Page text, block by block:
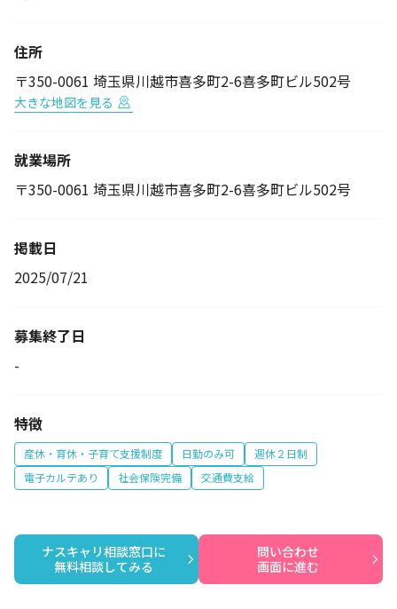
住所
〒350-0061 埼玉県川越市喜多町2-6喜多町ビル502号
大きな地図を見る
就業場所
〒350-0061 埼玉県川越市喜多町2-6喜多町ビル502号
掲載日
2025/07/21
募集終了日
-
特徴
産休・育休・子育て支援制度 日勤のみ可
週休２日制
電子カルテあり
社会保険完備 交通費支給
ナスキャリ相談窓口に
無料相談してみる
問い合わせ
画面に進む